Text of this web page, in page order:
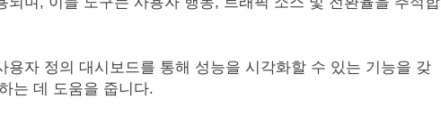
용자 정의 대시보드를 통해 성능을 시각화할 수 있는 기능을 갖
는 데 도움을 줍니다.